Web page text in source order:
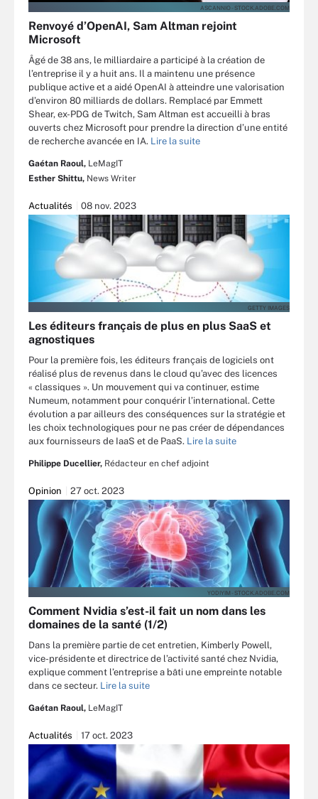
ASCANNIO - STOCK.ADOBE.COM
Renvoyé d’OpenAI, Sam Altman rejoint
Microsoft
Âgé de 38 ans, le milliardaire a participé à la création de
l’entreprise il y a huit ans. Il a maintenu une présence
publique active et a aidé OpenAI à atteindre une valorisation
d’environ 80 milliards de dollars. Remplacé par Emmett
Shear, ex-PDG de Twitch, Sam Altman est accueilli à bras
ouverts chez Microsoft pour prendre la direction d’une entité
de recherche avancée en IA. Lire la suite
Gaétan Raoul, LeMagIT
Esther Shittu, News Writer
Actualités 08 nov. 2023
GETTY IMAGES
Les éditeurs français de plus en plus SaaS et
agnostiques
Pour la première fois, les éditeurs français de logiciels ont
réalisé plus de revenus dans le cloud qu’avec des licences
« classiques ». Un mouvement qui va continuer, estime
Numeum, notamment pour conquérir l’international. Cette
évolution a par ailleurs des conséquences sur la stratégie et
les choix technologiques pour ne pas créer de dépendances
aux fournisseurs de IaaS et de PaaS. Lire la suite
Philippe Ducellier, Rédacteur en chef adjoint
Opinion 27 oct. 2023
YODIYIM - STOCK.ADOBE.COM
Comment Nvidia s’est-il fait un nom dans les
domaines de la santé (1/2)
Dans la première partie de cet entretien, Kimberly Powell,
vice-présidente et directrice de l’activité santé chez Nvidia,
explique comment l’entreprise a bâti une empreinte notable
dans ce secteur. Lire la suite
Gaétan Raoul, LeMagIT
Actualités 17 oct. 2023